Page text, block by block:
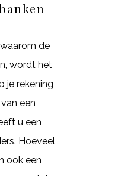
de
wordt het
je rekening
een
u een
Hoeveel
ook een